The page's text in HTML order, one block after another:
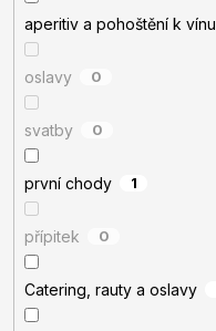
aperitiv a pohoštění k vínu
oslavy 0
svatby 0
první chody 1
přípitek 0
Catering, rauty a oslavy